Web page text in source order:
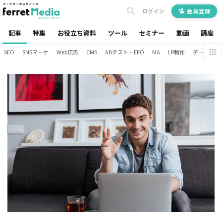
記事 特集 お役立ち資料 ツール セミナー 動画 講座
ログイン 会員登録
SEO SNSマーケ Web広告 CMS ABテスト・EFO MA LP制作 データ分析